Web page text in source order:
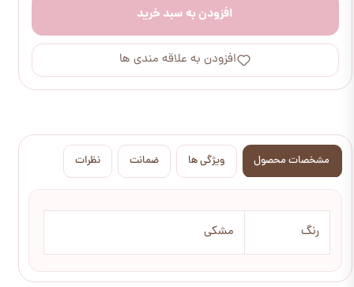
افزودن به سبد خرید
افزودن به علاقه مندی ها
مشخصات محصول ویژگی ها ضمانت نظرات
رنگ مشکی